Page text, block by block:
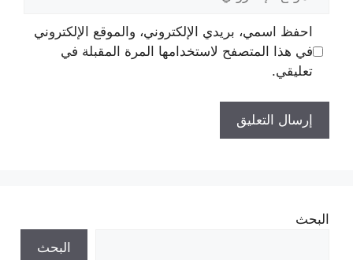
الإلكتروني
احفظ اسمي، بريدي الإلكتروني، والموقع الإلكتروني
في هذا المتصفح لاستخدامها المرة المقبلة في
تعليقي.
البحث
البحث